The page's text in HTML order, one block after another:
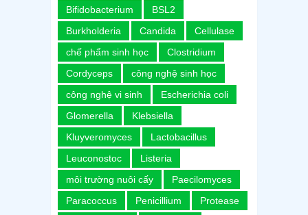
Bifidobacterium
BSL2
Burkholderia
Candida
Cellulase
chế phẩm sinh học
Clostridium
Cordyceps
công nghệ sinh học
công nghệ vi sinh
Escherichia coli
Glomerella
Klebsiella
Kluyveromyces
Lactobacillus
Leuconostoc
Listeria
môi trường nuôi cấy
Paecilomyces
Paracoccus
Penicillium
Protease